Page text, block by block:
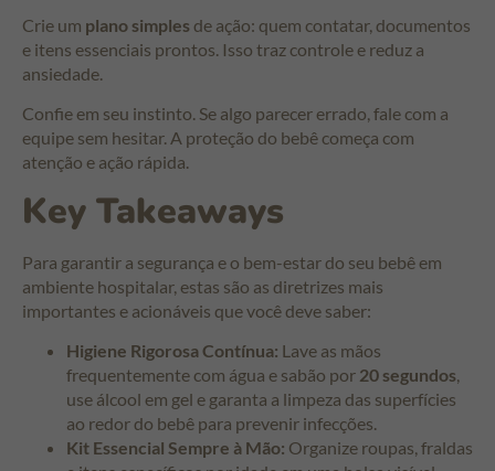
Crie um plano simples de ação: quem contatar, documentos
e itens essenciais prontos. Isso traz controle e reduz a
ansiedade.
Confie em seu instinto. Se algo parecer errado, fale com a
equipe sem hesitar. A proteção do bebê começa com
atenção e ação rápida.
Key Takeaways
Para garantir a segurança e o bem-estar do seu bebê em
ambiente hospitalar, estas são as diretrizes mais
importantes e acionáveis que você deve saber:
Higiene Rigorosa Contínua: Lave as mãos
frequentemente com água e sabão por 20 segundos,
use álcool em gel e garanta a limpeza das superfícies
ao redor do bebê para prevenir infecções.
Kit Essencial Sempre à Mão: Organize roupas, fraldas